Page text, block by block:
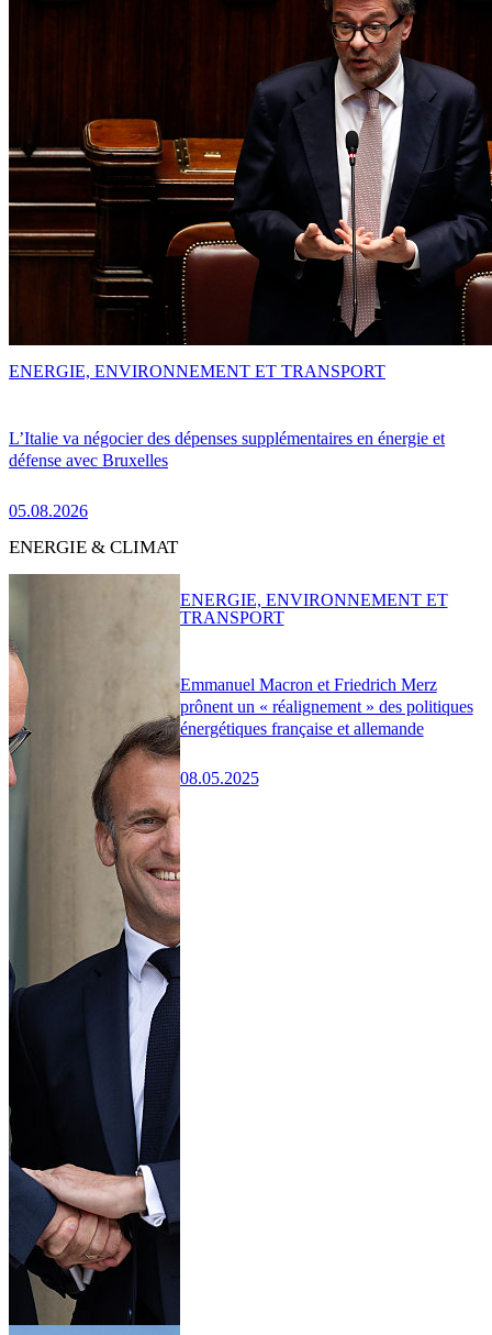
L’Italie va négocier des dépenses supplémentaires en énergie et
défense avec Bruxelles
05.08.2026
ENERGIE, ENVIRONNEMENT ET TRANSPORT
ENERGIE & CLIMAT
Emmanuel Macron et Friedrich Merz
prônent un « réalignement » des politiques
énergétiques française et allemande
08.05.2025
ENERGIE, ENVIRONNEMENT ET
TRANSPORT